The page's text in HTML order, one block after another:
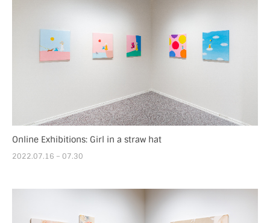
Online Exhibitions: Girl in a straw hat
2022.07.16 – 07.30